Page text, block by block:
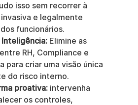
isso sem recorrer à
e legalmente
funcionários.
Inteligência: Elimine as
RH, Compliance e
para criar uma visão única
do risco interno.
proativa: intervenha
os controles,